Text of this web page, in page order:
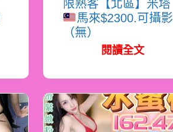
限熟客【北區】米塔
馬來$2300.可攝影
（無）
閱讀全文